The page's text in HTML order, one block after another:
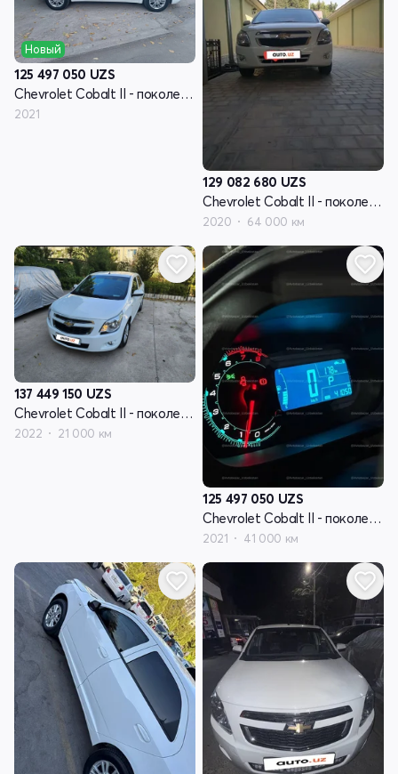
Новый
125 497 050 UZS
Chevrolet Cobalt II - поколение рестайлинг
2021
129 082 680 UZS
Chevrolet Cobalt II - поколение рестайлинг
2020 64 000 км
137 449 150 UZS
Chevrolet Cobalt II - поколение рестайлинг
2022 21 000 км
125 497 050 UZS
Chevrolet Cobalt II - поколение рестайлинг
2021 41 000 км